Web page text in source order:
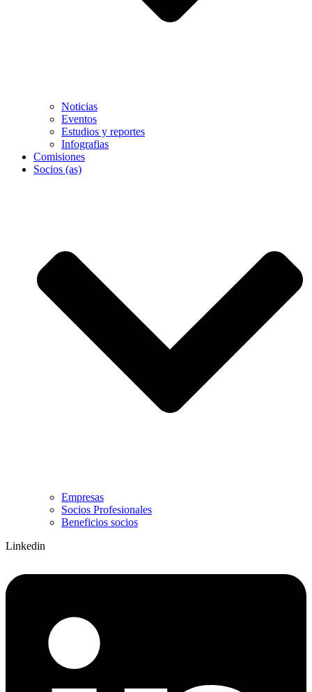
Noticias
Eventos
Estudios y reportes
Infografias
Comisiones
Socios (as)
Empresas
Socios Profesionales
Beneficios socios
Linkedin